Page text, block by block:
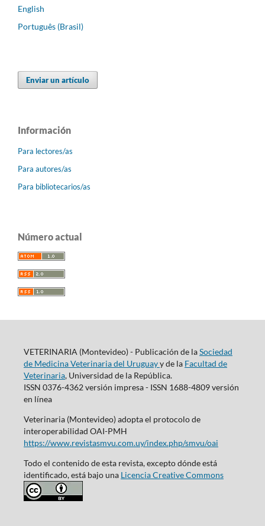
English
Português (Brasil)
Enviar un artículo
Información
Para lectores/as
Para autores/as
Para bibliotecarios/as
Número actual
VETERINARIA (Montevideo) - Publicación de laSociedad
de Medicina Veterinaria del Uruguayy de la Facultad de
Veterinaria, Universidad de la República.
ISSN 0376-4362 versión impresa - ISSN 1688-4809 versión
en línea
Veterinaria (Montevideo) adopta el protocolo de
interoperabilidad OAI-PMH
https://www.revistasmvu.com.uy/index.php/smvu/oai
Todo el contenido de esta revista, excepto dónde está
identificado, está bajo una Licencia Creative Commons